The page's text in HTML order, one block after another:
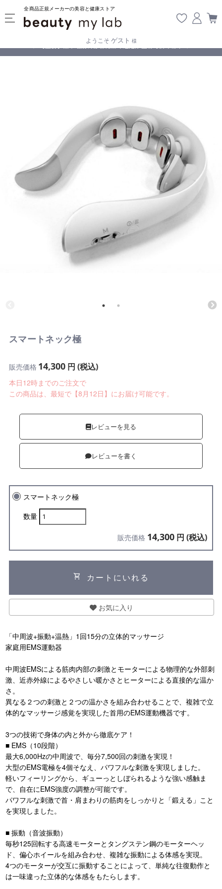
全商品正規メーカーの美容と健康ストア
ようこそ ゲスト 様
【重要】熊本地震の影響により遅延が生じております
スマートネック極
販売価格 14,300円 (税込)
本日12時までのご注文で
この商品は、最短で【8月12日】にお届け可能です。
レビューを見る
レビューを書く
スマートネック極
数量
販売価格 14,300 円 (税込)
shopping_cart カートにいれる
お気に入り
「中周波+振動+温熱」1回15分の立体的マッサージ
家庭用EMS運動器
中周波EMSによる筋肉内部の刺激とモーターによる物理的な外部刺
激、近赤外線によるやさしい暖かさとヒーターによる直接的な温か
さ。
異なる２つの刺激と２つの温かさを組み合わせることで、複雑で立
体的なマッサージ感覚を実現した首用のEMS運動機器です。
3つの技術で身体の内と外から徹底ケア！
■ EMS（10段階）
最大6,000Hzの中周波で、毎分7,500回の刺激を実現！
大型のEMS電極を4個そなえ、パワフルな刺激を実現しました。
軽いフィーリングから、ギューっとしぼられるような強い感触ま
で、自在にEMS強度の調整が可能です。
パワフルな刺激で首・肩まわりの筋肉をしっかりと「鍛える」こと
を実現しました。
■ 振動（音波振動）
毎秒125回転する高速モーターとタングステン鋼のモーターヘッ
ド、偏心ホイールを組み合わせ、複雑な振動による体感を実現。
4つのモーターが交互に振動することによって、単純な往復動作と
は一味違った立体的な体感をもたらします。